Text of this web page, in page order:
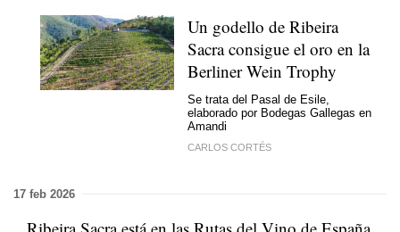
Un godello de Ribeira
Sacra consigue el oro en la
Berliner Wein Trophy
Se trata del Pasal de Esile,
elaborado por Bodegas Gallegas en
Amandi
CARLOS CORTÉS
17 feb 2026